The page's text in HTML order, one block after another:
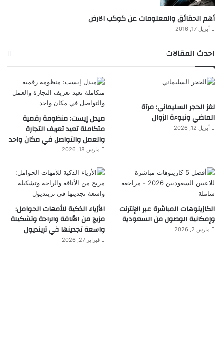
أهم الحقائق والمعلومات عن كوكب الارض
أبريل 17, 2016
احدث المقالات
لغز الحجر السليماني: مرآة
الماضي ونبوءة الزوال
أبريل 12, 2026
ميدل إيست: منظومة رقمية
متكاملة تعيد تعريف التجارة
والعمل والتواصل في مكان واحد
مارس 18, 2026
الكازينوهات المباشرة عبر الإنترنت
وإمكانية الوصول من السعودية
مارس 2, 2026
الأزياء الذكية للأمهات الحوامل:
مزيج من الأناقة والراحة وتشكيلة
واسعة تجدينها في ترينديول
فبراير 27, 2026